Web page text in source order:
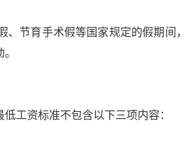
节育手术假等国家规定的假期间，
工资标准不包含以下三项内容：